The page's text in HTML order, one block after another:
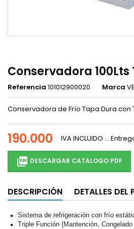
Conservadora
Referencia 101012900020 Marca
Conservadora de Frío Tapa Dura con
190.000 IVA INCLUIDO ...
 DESCARGAR CATALOGO PDF
DESCRIPCIÓN DETALLES DEL
Sistema de refrigeración con frío
Triple Función (Mantención,